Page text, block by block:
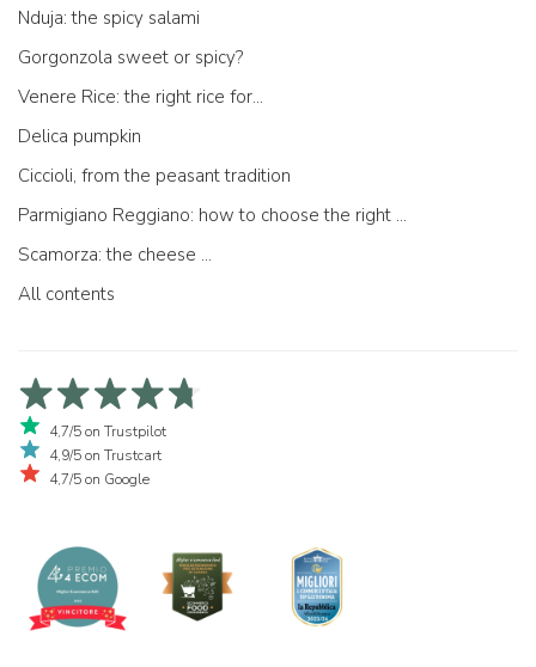
Nduja: the spicy salami
Gorgonzola sweet or spicy?
Venere Rice: the right rice for...
Delica pumpkin
Ciccioli, from the peasant tradition
Parmigiano Reggiano: how to choose the right one
Scamorza: the cheese ...
All contents
4,7/5 on Trustpilot
4,9/5 on Trustcart
4,7/5 on Google